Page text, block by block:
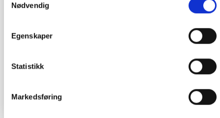
Nødvendig
Egenskaper
Statistikk
Markedsføring
PRODUKTER MED KLOREFFEKT
klortabletter – SpaCare
PRODUKTER MED KLOREFFEKT